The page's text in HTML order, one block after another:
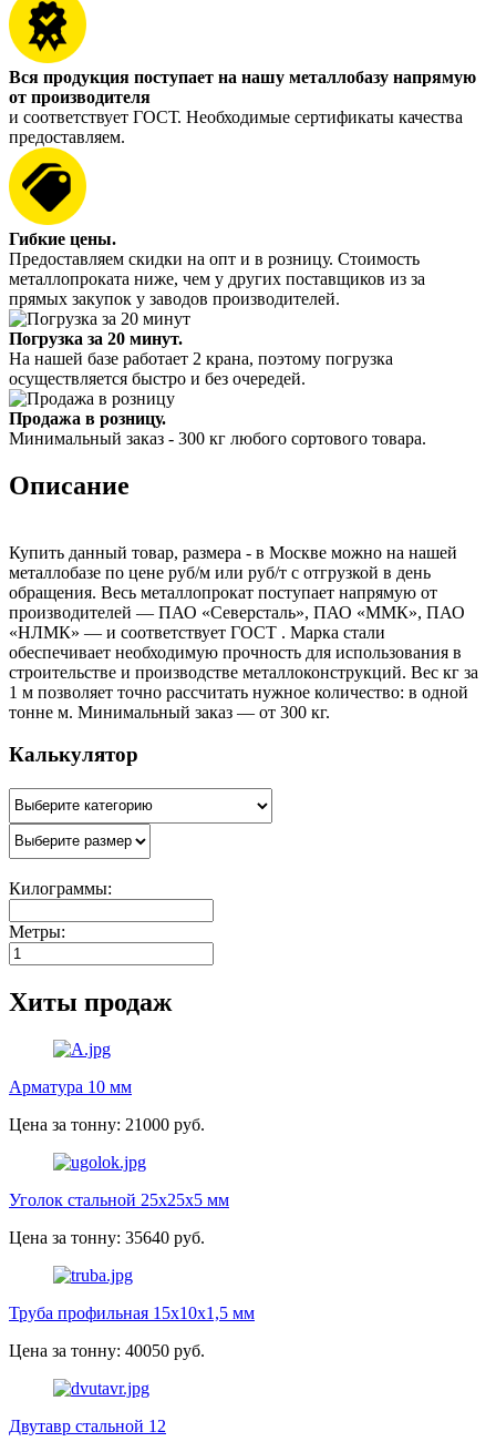
Вся продукция поступает на нашу металлобазу напрямую
от производителя
и соответствует ГОСТ. Необходимые сертификаты качества
предоставляем.
Гибкие цены.
Предоставляем скидки на опт и в розницу. Стоимость
металлопроката ниже, чем у других поставщиков из за
прямых закупок у заводов производителей.
Погрузка за 20 минут.
На нашей базе работает 2 крана, поэтому погрузка
осуществляется быстро и без очередей.
Продажа в розницу.
Минимальный заказ - 300 кг любого сортового товара.
Описание
Купить данный товар, размера - в Москве можно на нашей
металлобазе по цене руб/м или руб/т с отгрузкой в день
обращения. Весь металлопрокат поступает напрямую от
производителей — ПАО «Северсталь», ПАО «ММК», ПАО
«НЛМК» — и соответствует ГОСТ . Марка стали
обеспечивает необходимую прочность для использования в
строительстве и производстве металлоконструкций. Вес кг за
1 м позволяет точно рассчитать нужное количество: в одной
тонне м. Минимальный заказ — от 300 кг.
Калькулятор
Килограммы:
Метры:
Хиты продаж
Арматура 10 мм
Цена за тонну: 21000 руб.
Уголок стальной 25х25х5 мм
Цена за тонну: 35640 руб.
Труба профильная 15х10х1,5 мм
Цена за тонну: 40050 руб.
Двутавр стальной 12